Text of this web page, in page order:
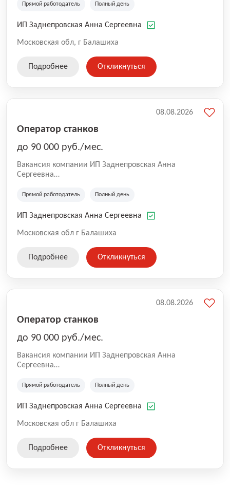
Прямой работодатель Полный день
ИП Заднепровская Анна Сергеевна
Московская обл, г Балашиха
Подробнее Откликнуться
Оператор станков
до 90 000 руб./мес.
Вакансия компании ИП Заднепровская Анна
Сергеевна
Прямой работодатель Полный день
ИП Заднепровская Анна Сергеевна
Московская обл г Балашиха
08.08.2026
Подробнее Откликнуться
Оператор станков
до 90 000 руб./мес.
Вакансия компании ИП Заднепровская Анна
Сергеевна
Прямой работодатель Полный день
ИП Заднепровская Анна Сергеевна
Московская обл г Балашиха
08.08.2026
Подробнее Откликнуться